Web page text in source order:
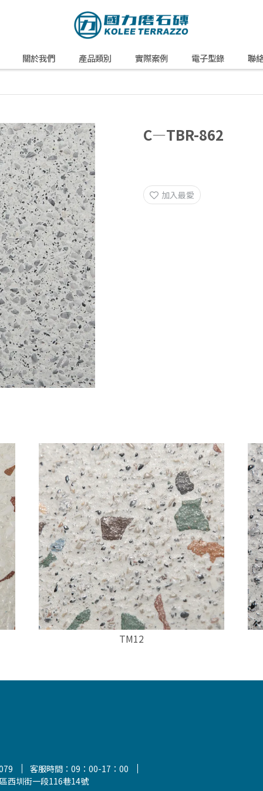
關於我們 產品類別 實際案例 電子型錄 聯
C—TBR-862
加入最愛
TM12
客服時間：09：00-17：00
西圳街一段116巷14號